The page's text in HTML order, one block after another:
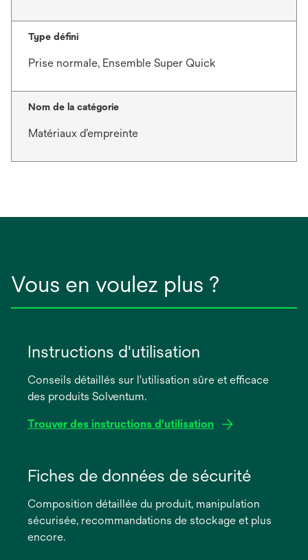
Type défini
Prise normale, Ensemble Super Quick
Nom de la catégorie
Matériaux d’empreinte
Vous en voulez plus ?
Instructions d'utilisation
Conseils détaillés sur l'utilisation sûre et efficace
des produits Solventum.
Trouver des instructions d'utilisation
dans
nouvel
onglet
Fiches de données de sécurité
Composition détaillée du produit, manipulation
sécurisée, recommandations de stockage et plus
encore.